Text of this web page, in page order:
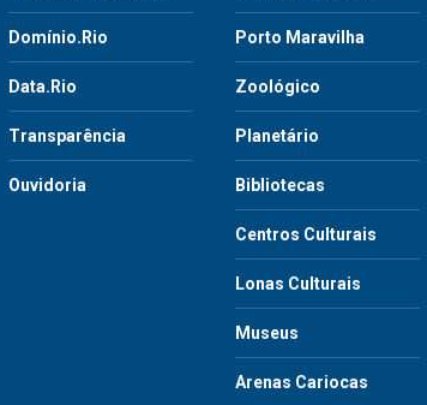
Domínio.Rio
Data.Rio
Transparência
Ouvidoria
Porto Maravilha
Zoológico
Planetário
Bibliotecas
Centros Culturais
Lonas Culturais
Museus
Arenas Cariocas